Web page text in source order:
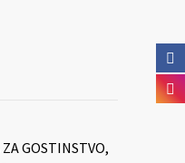
GOSTINSTVO,